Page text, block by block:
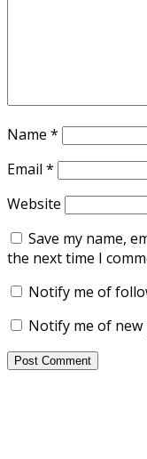
Name *
Email *
Website
Save my name,
the next time I
Notify me of
Notify me of new